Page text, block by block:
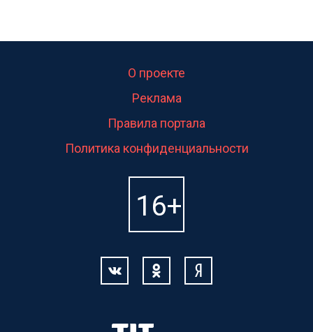
О проекте
Реклама
Правила портала
Политика конфиденциальности